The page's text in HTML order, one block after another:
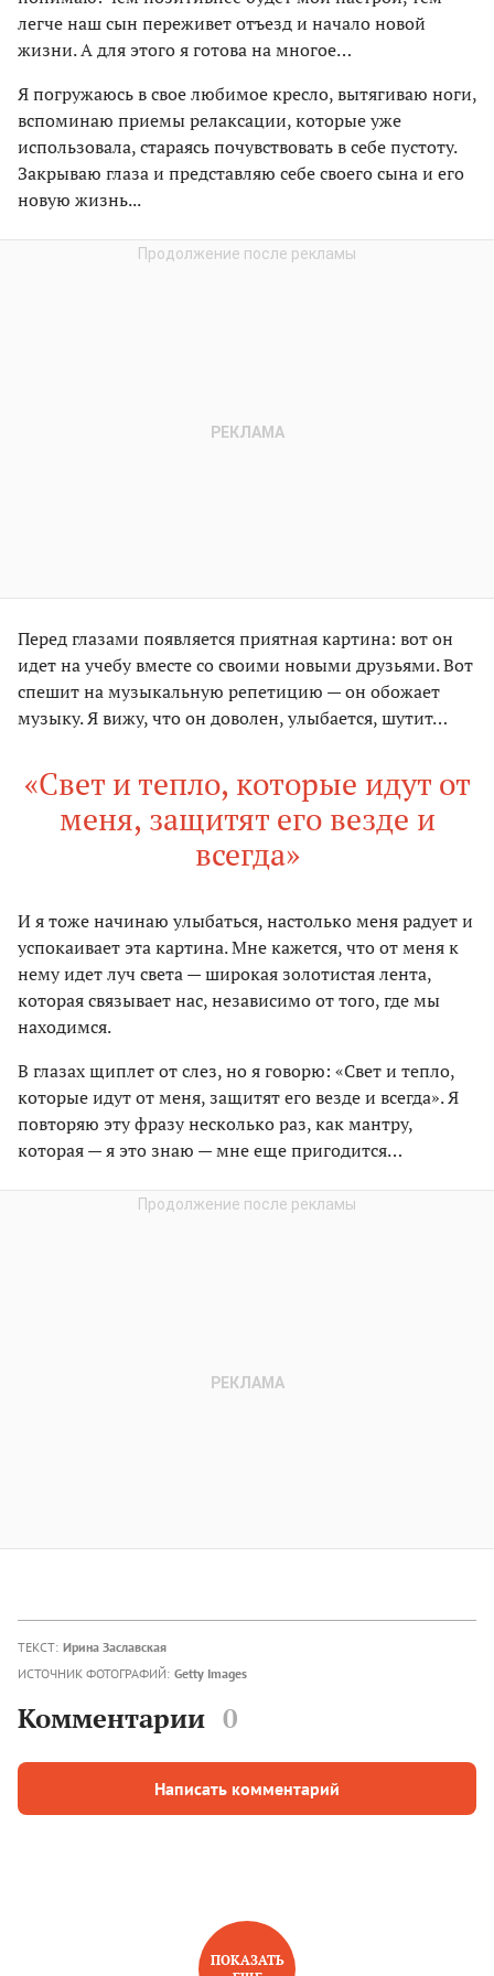
легче наш сын переживет отъезд и начало новой
жизни. А для этого я готова на многое…
Я погружаюсь в свое любимое кресло, вытягиваю ноги,
вспоминаю приемы релаксации, которые уже
использовала, стараясь почувствовать в себе пустоту.
Закрываю глаза и представляю себе своего сына и его
новую жизнь...
Перед глазами появляется приятная картина: вот он
идет на учебу вместе со своими новыми друзьями. Вот
спешит на музыкальную репетицию — он обожает
музыку. Я вижу, что он доволен, улыбается, шутит…
«Свет и тепло, которые идут от
меня, защитят его везде и
всегда»
И я тоже начинаю улыбаться, настолько меня радует и
успокаивает эта картина. Мне кажется, что от меня к
нему идет луч света — широкая золотистая лента,
которая связывает нас, независимо от того, где мы
находимся.
В глазах щиплет от слез, но я говорю: «Свет и тепло,
которые идут от меня, защитят его везде и всегда». Я
повторяю эту фразу несколько раз, как мантру,
которая — я это знаю — мне еще пригодится…
ТЕКСТ: Ирина Заславская
ИСТОЧНИК ФОТОГРАФИЙ: Getty Images
Комментарии 0
Написать комментарий
ПОКАЗАТЬ